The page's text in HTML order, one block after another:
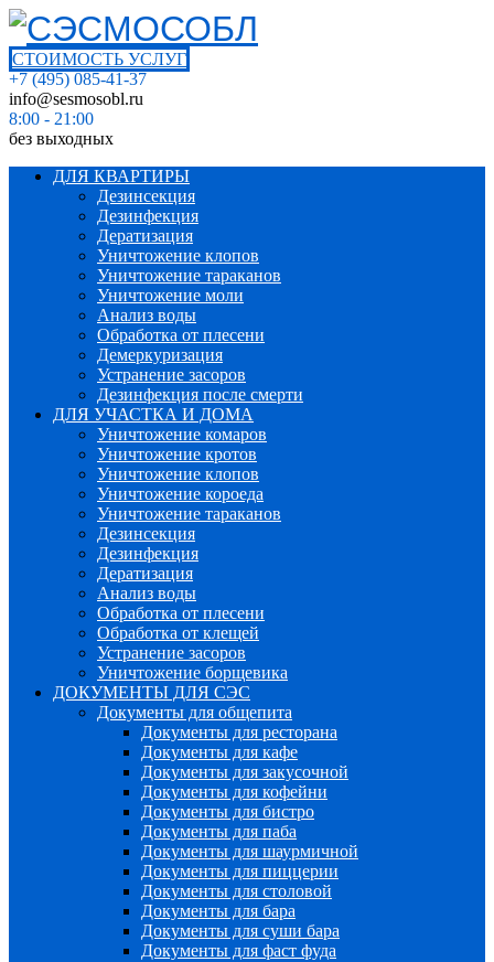
СТОИМОСТЬ УСЛУГ
+7 (495) 085-41-37
info@sesmosobl.ru
8:00 - 21:00
без выходных
ДЛЯ КВАРТИРЫ
Дезинсекция
Дезинфекция
Дератизация
Уничтожение клопов
Уничтожение тараканов
Уничтожение моли
Анализ воды
Обработка от плесени
Демеркуризация
Устранение засоров
Дезинфекция после смерти
ДЛЯ УЧАСТКА И ДОМА
Уничтожение комаров
Уничтожение кротов
Уничтожение клопов
Уничтожение короеда
Уничтожение тараканов
Дезинсекция
Дезинфекция
Дератизация
Анализ воды
Обработка от плесени
Обработка от клещей
Устранение засоров
Уничтожение борщевика
ДОКУМЕНТЫ ДЛЯ СЭС
Документы для общепита
Документы для ресторана
Документы для кафе
Документы для закусочной
Документы для кофейни
Документы для бистро
Документы для паба
Документы для шаурмичной
Документы для пиццерии
Документы для столовой
Документы для бара
Документы для суши бара
Документы для фаст фуда